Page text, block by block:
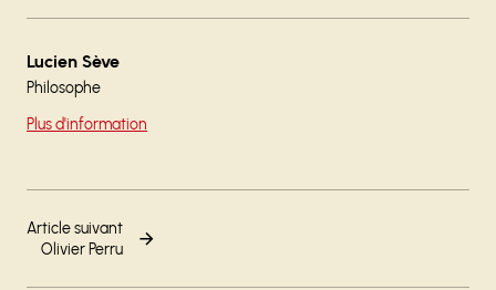
Lucien Sève
Philosophe
Plus d'information
Article suivant
Olivier Perru